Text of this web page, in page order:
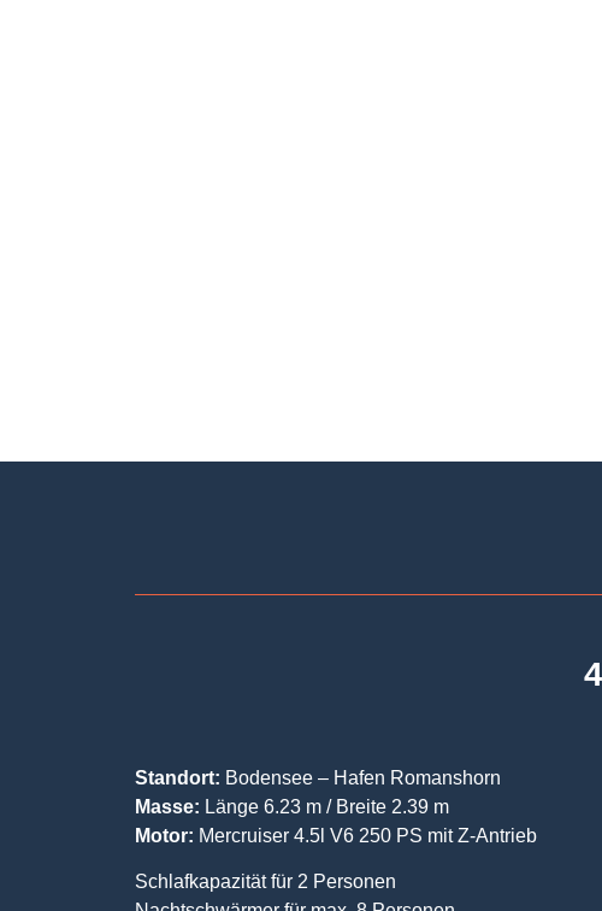
Standort: Bodensee – Hafen Romanshorn
Masse: Länge 6.23 m / Breite 2.39 m
Motor: Mercruiser 4.5l V6 250 PS mit Z-Antrieb
Schlafkapazität für 2 Personen